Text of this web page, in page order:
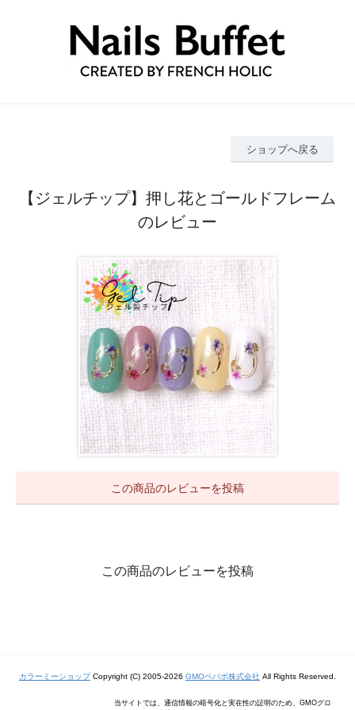
ショップへ戻る
【ジェルチップ】押し花とゴールドフレーム
のレビュー
この商品のレビューを投稿
この商品のレビューを投稿
カラーミーショップCopyright (C) 2005-2026 GMOペパボ株式会社 All Rights Reserved.
当サイトでは、通信情報の暗号化と実在性の証明のため、GMOグロ